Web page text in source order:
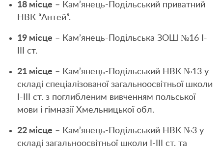
18 місце – Кам’янець-Подільський приватний
НВК “Антей”.
19 місце – Кам’янець-Подільська ЗОШ №16 I-
III ст.
21 місце – Кам’янець-Подільський НВК №13 у
складі спеціалізованої загальноосвітньої школи
I-III ст. з поглибленим вивченням польської
мови і гімназії Хмельницької обл.
22 місце – Кам’янець-Подільський НВК №3 у
складі загальноосвітньої школи І-ІІІ ст. та